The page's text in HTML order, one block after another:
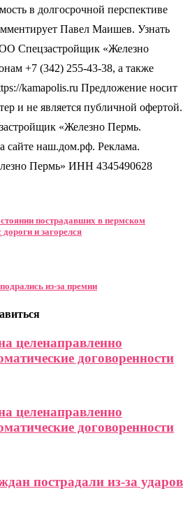
в долгосрочной перспективе
Павел Маишев. Узнать
Спецзастройщик «Железно
+7 (342) 255-43-38, а также
kamapolis.ru Предложение носит
и не является публичной офертой.
«Железно Пермь.
сайте наш.дом.рф. Реклама.
Пермь» ИНН 4345490628
пострадавших в пермском
и загорелся
из-за премии
целенаправленно
договоренности
целенаправленно
договоренности
пострадали из-за ударов